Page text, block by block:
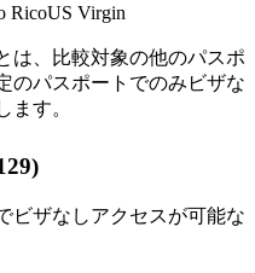
RicoUS Virgin
は、比較対象の他のパスポ
のパスポートでのみビザな
ます。
)
ビザなしアクセスが可能な